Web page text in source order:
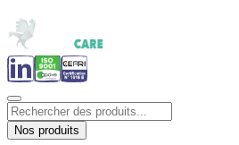
Nos produits